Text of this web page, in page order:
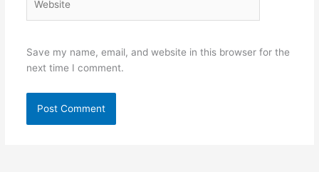
Save my name, email, and website in this browser for the
next time I comment.